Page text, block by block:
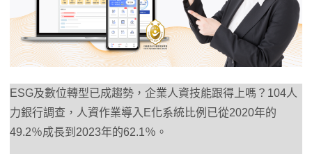
ESG及數位轉型已成趨勢，企業人資技能跟得上嗎？104人
力銀行調查，人資作業導入E化系統比例已從2020年的
49.2％成長到2023年的62.1％。